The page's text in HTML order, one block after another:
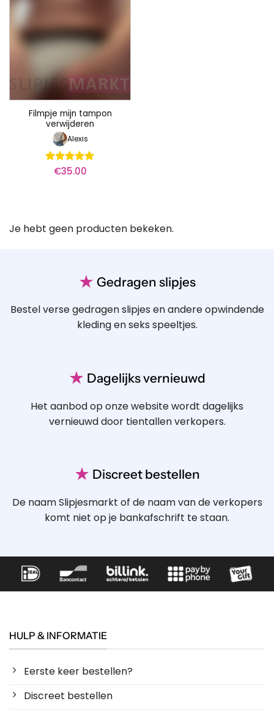
Filmpje mijn tampon
verwijderen
Alexis
Waardering
€35.00
Je hebt geen producten bekeken.
★ Gedragen slipjes
Bestel verse gedragen slipjes en andere opwindende
kleding en seks speeltjes.
★ Dagelijks vernieuwd
Het aanbod op onze website wordt dagelijks
vernieuwd door tientallen verkopers.
★ Discreet bestellen
De naam Slipjesmarkt of de naam van de verkopers
komt niet op je bankafschrift te staan.
HULP & INFORMATIE
Eerste keer bestellen?
Discreet bestellen